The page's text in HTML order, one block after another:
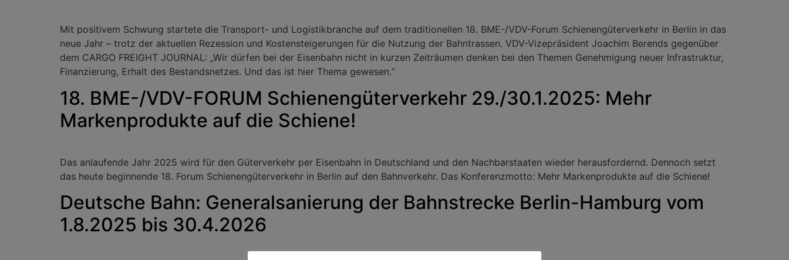
Mit positivem Schwung startete die Transport- und Logistikbranche auf dem traditionellen 18. BME-/VDV-Forum Schienengüterverkehr in Berlin in das
neue Jahr – trotz der aktuellen Rezession und Kostensteigerungen für die Nutzung der Bahntrassen. VDV-Vizepräsident Joachim Berends gegenüber
dem CARGO FREIGHT JOURNAL: „Wir dürfen bei der Eisenbahn nicht in kurzen Zeiträumen denken bei den Themen Genehmigung neuer Infrastruktur,
Finanzierung, Erhalt des Bestandsnetzes. Und das ist hier Thema gewesen.“
18. BME-/VDV-FORUM Schienengüterverkehr 29./30.1.2025: Mehr
Markenprodukte auf die Schiene!
Das anlaufende Jahr 2025 wird für den Güterverkehr per Eisenbahn in Deutschland und den Nachbarstaaten wieder herausfordernd. Dennoch setzt
das heute beginnende 18. Forum Schienengüterverkehr in Berlin auf den Bahnverkehr. Das Konferenzmotto: Mehr Markenprodukte auf die Schiene!
Deutsche Bahn: Generalsanierung der Bahnstrecke Berlin-Hamburg vom
1.8.2025 bis 30.4.2026